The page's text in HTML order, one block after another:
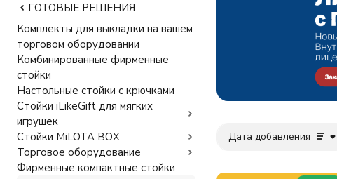
Дата добавления
ГОТОВЫЕ РЕШЕНИЯ
Комплекты для выкладки на вашем
торговом оборудовании
Комбинированные фирменные
стойки
Настольные стойки с крючками
Стойки iLikeGift для мягких
игрушек
Стойки MiLOTA BOX
Торговое оборудование
Фирменные компактные стойки